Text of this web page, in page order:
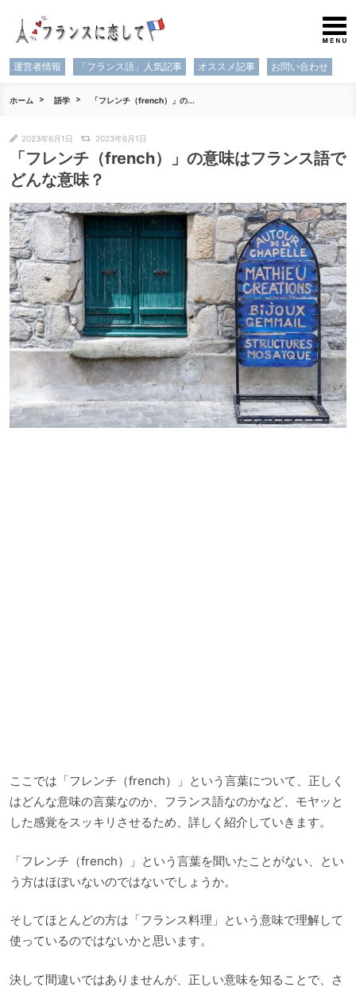
運営者情報 「フランス語」人気記事 オススメ記事 お問い合わせ
ホーム 語学 「フレンチ（french）」の...
2023年6月1日 2023年6月1日
「フレンチ（french）」の意味はフランス語で
どんな意味？
ここでは「フレンチ（french）」という言葉について、正しく
はどんな意味の言葉なのか、フランス語なのかなど、モヤッと
した感覚をスッキリさせるため、詳しく紹介していきます。
「フレンチ（french）」という言葉を聞いたことがない、とい
う方はほぼいないのではないでしょうか。
そしてほとんどの方は「フランス料理」という意味で理解して
使っているのではないかと思います。
決して間違いではありませんが、正しい意味を知ることで、さ